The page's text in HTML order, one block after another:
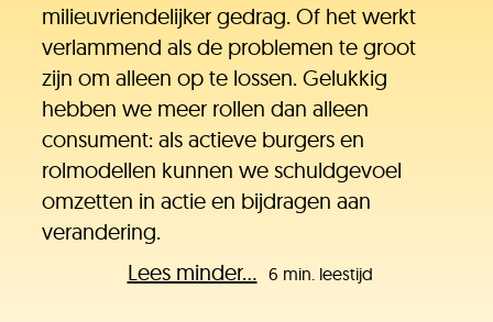
milieuvriendelijker gedrag. Of het werkt
verlammend als de problemen te groot
zijn om alleen op te lossen. Gelukkig
hebben we meer rollen dan alleen
consument: als actieve burgers en
rolmodellen kunnen we schuldgevoel
omzetten in actie en bijdragen aan
verandering.
Lees minder... 6 min. leestijd